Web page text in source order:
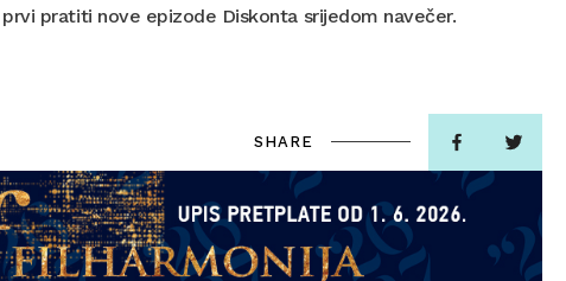
pratiti nove epizode Diskonta srijedom navečer.
SHARE